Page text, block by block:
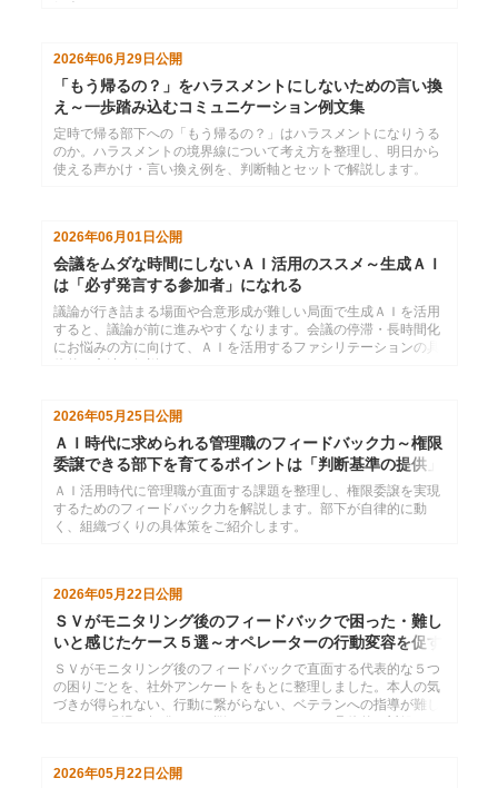
2026年06月29日公開
「もう帰るの？」をハラスメントにしないための言い換
え～一歩踏み込むコミュニケーション例文集
定時で帰る部下への「もう帰るの？」はハラスメントになりうる
のか。ハラスメントの境界線について考え方を整理し、明日から
使える声かけ・言い換え例を、判断軸とセットで解説します。
2026年06月01日 公開
会議をムダな時間にしないＡＩ活用のススメ～生成ＡＩ
は「必ず発言する参加者」になれる
議論が行き詰まる場面や合意形成が難しい局面で生成ＡＩを活用
すると、議論が前に進みやすくなります。会議の停滞・長時間化
にお悩みの方に向けて、ＡＩを活用するファシリテーションの具
2026年05月25日公開
ＡＩ時代に求められる管理職のフィードバック力～権限
委譲できる部下を育てるポイントは「判断基準の提供」
ＡＩ活用時代に管理職が直面する課題を整理し、権限委譲を実現
するためのフィードバック力を解説します。部下が自律的に動
く、組織づくりの具体策をご紹介します。
2026年05月22日 公開
ＳＶがモニタリング後のフィードバックで困った・難し
いと感じたケース５選～オペレーターの行動変容を促す
には
ＳＶがモニタリング後のフィードバックで直面する代表的な５つ
の困りごとを、社外アンケートをもとに整理しました。本人の気
づきが得られない、行動に繋がらない、ベテランへの指導が難し
2026年05月22日公開